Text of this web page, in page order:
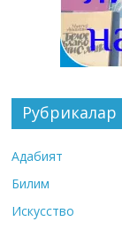
Рубрикалар
Адабият
Билим
Искусство